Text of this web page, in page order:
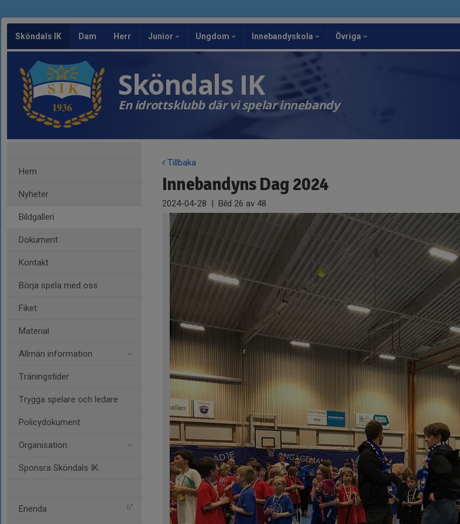
Sköndals IK Dam Herr Junior Ungdom Innebandyskola Övriga
Sköndals IK
En idrottsklubb där vi spelar innebandy
Hem
Nyheter
Bildgalleri
Dokument
Kontakt
Börja spela med oss
Fiket
Material
Allmän information
Träningstider
Trygga spelare och ledare
Policydokument
Organisation
Sponsra Sköndals IK
Enenda
Tillbaka
Innebandyns Dag 2024
2024-04-28 | Bild 26 av 48